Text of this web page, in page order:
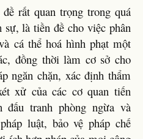
rất quan trọng trong quá
là tiền đề cho việc phân
cá thể hoá hình phạt một
đồng thời làm cơ sở cho
ngăn chặn, xác định thẩm
xử của các cơ quan tiến
đấu tranh phòng ngừa và
luật, bảo vệ pháp chế